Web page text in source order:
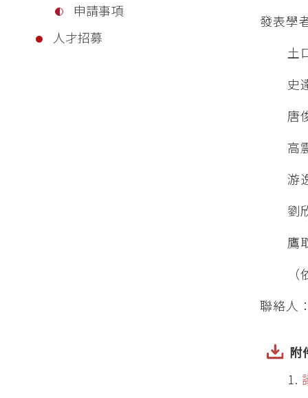
申請事項
人才招募
發表學
土
史
唐
高
游
劉
鷹
聯絡人
附